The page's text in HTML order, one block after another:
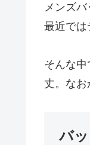
メンズ
最近では
そんな
丈。なお
バ